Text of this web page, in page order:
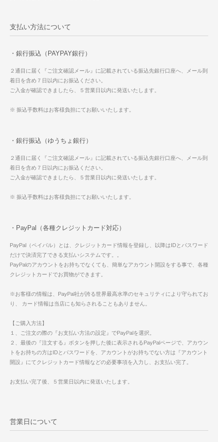
支払い方法について
・銀行振込（PAYPAY銀行）
２通目に届く『ご注文確認メール』に記載されている振込先銀行口座へ、メール到
着日を含め７日以内にお振込ください。
ご入金が確認できましたら、５営業日以内に発送いたします。
※ 振込手数料はお客様負担にてお願いいたします。
・銀行振込（ゆうちょ銀行）
２通目に届く『ご注文確認メール』に記載されている振込先銀行口座へ、メール到
着日を含め７日以内にお振込ください。
ご入金が確認できましたら、５営業日以内に発送いたします。
※ 振込手数料はお客様負担にてお願いいたします。
・PayPal（各種クレジットカード対応）
PayPal（ペイパル）とは、クレジットカード情報を登録し、以降はIDとパスワード
だけで決済完了できる支払いシステムです。。
PayPalのアカウントをお持ちでなくても、簡単なアカウント開設をする事で、各種
クレジットカードでお買物ができます。
※お客様の情報は、PayPal社が誇る世界最高水準のセキュリティにより守られてお
り、 カード情報は当店にも知らされることもありません。
【ご購入方法】
１、ご注文の際の『お支払い方法の設定』でPayPalを選択。
２、最後の『注文する』ボタンを押した後に表示されるPayPalページで、アカウン
トをお持ちの方はIDとパスワードを、アカウントがお持ちでない方は『アカウント
開設』にてクレジットカード情報などの必要事項を入力し、お支払い完了。
お支払い完了後、５営業日以内に発送いたします。
営業日について